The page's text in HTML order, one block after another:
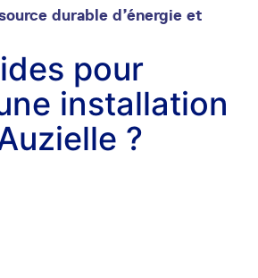
durable d’énergie et
pour
installation
?